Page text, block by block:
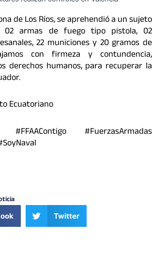
de Los Ríos, se aprehendió a un sujeto
02 armas de fuego tipo pistola, 02
22 municiones y 20 gramos de
con firmeza y contundencia,
derechos humanos, para recuperar la
Ecuatoriano
#FFAAContigo #FuerzasArmadas
Twitter